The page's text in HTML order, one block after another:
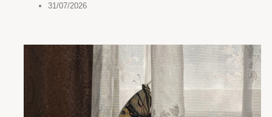
31/07/2026